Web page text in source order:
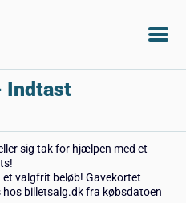
Indtast
sig tak for hjælpen med et
et valgfrit beløb! Gavekortet
billetsalg.dk fra købsdatoen